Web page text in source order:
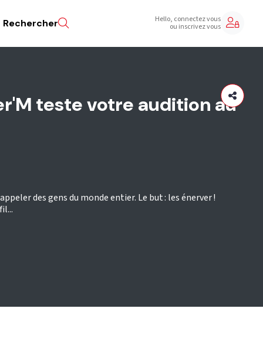
Rechercher Hello, connectez vous
ou inscrivez vous
teste votre audition au
des gens du monde entier. Le but : les énerver !